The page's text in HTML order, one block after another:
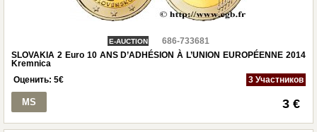
E-AUCTION
686-733681
SLOVAKIA 2 Euro 10 ANS D’ADHÉSION À L’UNION EUROPÉENNE 2014
Kremnica
Оценить: 5€ 3 Участников
MS 3 €